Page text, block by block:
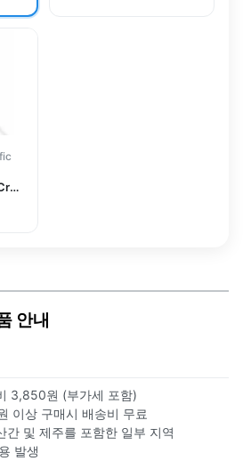
안내
3,850원 (부가세 포함)
이상 구매시 배송비 무료
간 및 제주를 포함한 일부 지역
발생